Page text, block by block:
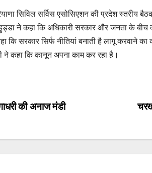
सिविल सर्विस एसोसिएशन की प्रदेश स्तरीय
ने कहा कि अधिकारी सरकार और जनता के बीच
कि सरकार सिर्फ नीतियां बनाती है लागू करवाने
कहा कि कानून अपना काम कर रहा है।
की अनाज मंडी